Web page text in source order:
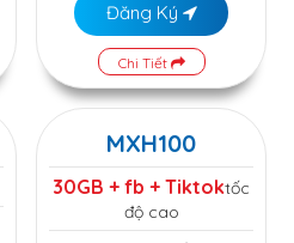
Đăng Ký
Chi Tiết
MXH100
30GB + fb + Tiktoktốc
độ cao